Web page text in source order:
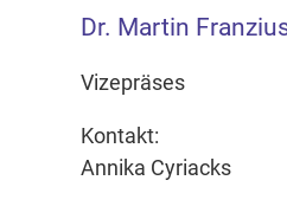
Dr. Martin
Vizepräses
Kontakt:
Annika Cyriacks